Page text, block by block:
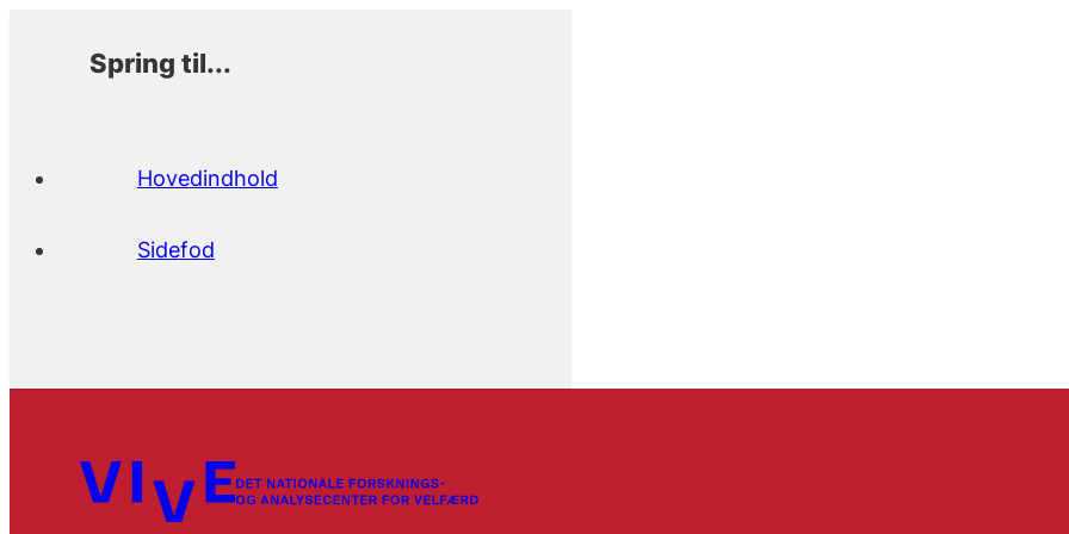
Spring til...
Hovedindhold
Sidefod